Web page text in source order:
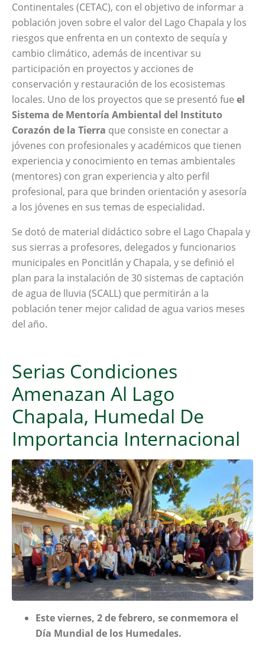
Continentales (CETAC), con el objetivo de informar a
población joven sobre el valor del Lago Chapala y los
riesgos que enfrenta en un contexto de sequía y
cambio climático, además de incentivar su
participación en proyectos y acciones de
conservación y restauración de los ecosistemas
locales. Uno de los proyectos que se presentó fue el
Sistema de Mentoría Ambiental del Instituto
Corazón de la Tierra que consiste en conectar a
jóvenes con profesionales y académicos que tienen
experiencia y conocimiento en temas ambientales
(mentores) con gran experiencia y alto perfil
profesional, para que brinden orientación y asesoría
a los jóvenes en sus temas de especialidad.
Se dotó de material didáctico sobre el Lago Chapala y
sus sierras a profesores, delegados y funcionarios
municipales en Poncitlán y Chapala, y se definió el
plan para la instalación de 30 sistemas de captación
de agua de lluvia (SCALL) que permitirán a la
población tener mejor calidad de agua varios meses
del año.
Serias Condiciones
Amenazan Al Lago
Chapala, Humedal De
Importancia Internacional
Este viernes, 2 de febrero, se conmemora el
Día Mundial de los Humedales.